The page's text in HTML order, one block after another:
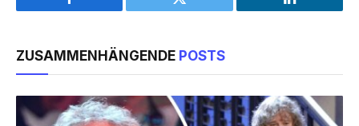
Facebook Twitter LinkedIn
ZUSAMMENHÄNGENDE POSTS